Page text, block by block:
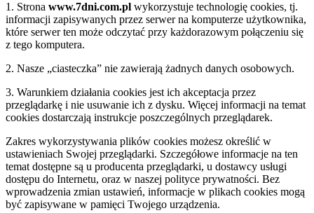
1. Strona www.7dni.com.pl wykorzystuje technologię cookies, tj.
informacji zapisywanych przez serwer na komputerze użytkownika,
które serwer ten może odczytać przy każdorazowym połączeniu się
z tego komputera.
2. Nasze „ciasteczka” nie zawierają żadnych danych osobowych.
3. Warunkiem działania cookies jest ich akceptacja przez
przeglądarkę i nie usuwanie ich z dysku. Więcej informacji na temat
cookies dostarczają instrukcje poszczególnych przeglądarek.
Zakres wykorzystywania plików cookies możesz określić w
ustawieniach Swojej przeglądarki. Szczegółowe informacje na ten
temat dostępne są u producenta przeglądarki, u dostawcy usługi
dostępu do Internetu, oraz w naszej polityce prywatności. Bez
wprowadzenia zmian ustawień, informacje w plikach cookies mogą
być zapisywane w pamięci Twojego urządzenia.